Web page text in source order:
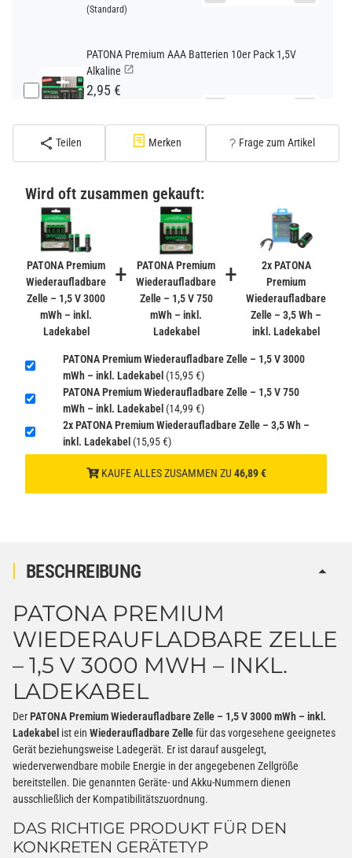
(Standard)
PATONA Premium AAA Batterien 10er Pack 1,5V
Alkaline
2,95 €
(Standard)
Lithium
Versand
(Gefahrgut UN3090 Versand
gem. SV188 ADR)
+
Verbatim Cool'n'Go AirJet Handventilator 4000mAh
Grau Lila
inkl. 19% USt. zzgl.Versand
(Gefahrgut UN3480 Versand
gem. SV188 ADR)
− +
Teilen Merken Frage zum Artikel
Wird oft zusammen gekauft:
PATONA Premium
Wiederaufladbare
Zelle – 1,5 V 3000
mWh – inkl.
Ladekabel
+
PATONA Premium
Wiederaufladbare
Zelle – 1,5 V 750
mWh – inkl.
Ladekabel
+
2x PATONA
Premium
Wiederaufladbare
Zelle – 3,5 Wh –
inkl. Ladekabel
PATONA Premium Wiederaufladbare Zelle – 1,5 V 3000
mWh – inkl. Ladekabel (15,95 €)
PATONA Premium Wiederaufladbare Zelle – 1,5 V 750
mWh – inkl. Ladekabel (14,99 €)
2x PATONA Premium Wiederaufladbare Zelle – 3,5 Wh –
inkl. Ladekabel (15,95 €)
KAUFE ALLES ZUSAMMEN ZU 46,89 €
BESCHREIBUNG
PATONA PREMIUM
WIEDERAUFLADBARE ZELLE
– 1,5 V 3000 MWH – INKL.
LADEKABEL
DerPATONA Premium Wiederaufladbare Zelle – 1,5 V 3000 mWh – inkl.
Ladekabel ist ein Wiederaufladbare Zellefür das vorgesehene geeignetes
Gerät beziehungsweise Ladegerät. Er ist darauf ausgelegt,
wiederverwendbare mobile Energie in der angegebenen Zellgröße
bereitstellen. Die genannten Geräte- und Akku-Nummern dienen
ausschließlich der Kompatibilitätszuordnung.
DAS RICHTIGE PRODUKT FÜR DEN
KONKRETEN GERÄTETYP